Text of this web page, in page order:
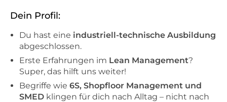
Dein Profil:
Du hast eine industriell-technische Ausbildung
abgeschlossen.
Erste Erfahrungen im Lean Management?
Super, das hilft uns weiter!
Begriffe wie 6S, Shopfloor Management und
SMED klingen für dich nach Alltag – nicht nach